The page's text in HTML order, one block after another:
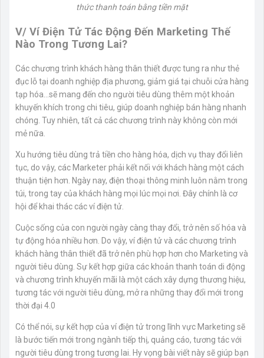
thức thanh toán bằng tiền mặt
V/ Ví Điện Tử Tác Động Đến Marketing Thế
Nào Trong Tương Lai?
Các chương trình khách hàng thân thiết được tung ra như thẻ
đục lỗ tại doanh nghiệp địa phương, giảm giá tại chuỗi cửa hàng
tạp hóa…sẽ mang đến cho người tiêu dùng thêm một khoản
khuyến khích trong chi tiêu, giúp doanh nghiệp bán hàng nhanh
chóng. Tuy nhiên, tất cả các chương trình này không còn mới
mẻ nữa.
Xu hướng tiêu dùng trả tiền cho hàng hóa, dịch vụ thay đổi liên
tục, do vậy, các Marketer phải kết nối với khách hàng một cách
thuận tiện hơn. Ngày nay, điện thoại thông minh luôn nằm trong
túi, trong tay của khách hàng mọi lúc mọi nơi. Đây chính là cơ
hội để khai thác các ví điện tử.
Cuộc sống của con người ngày càng thay đổi, trở nên số hóa và
tự động hóa nhiều hơn. Do vậy, ví điện tử và các chương trình
khách hàng thân thiết đã trở nên phù hợp hơn cho Marketing và
người tiêu dùng. Sự kết hợp giữa các khoản thanh toán di động
và chương trình khuyến mãi là một cách xây dựng thương hiệu,
tương tác với người tiêu dùng, mở ra những thay đổi mới trong
thời đại 4.0
Có thể nói, sự kết hợp của ví điện tử trong lĩnh vực Marketing sẽ
là bước tiến mới trong ngành tiếp thị, quảng cáo, tương tác với
người tiêu dùng trong tương lai. Hy vọng bài viết này sẽ giúp bạn